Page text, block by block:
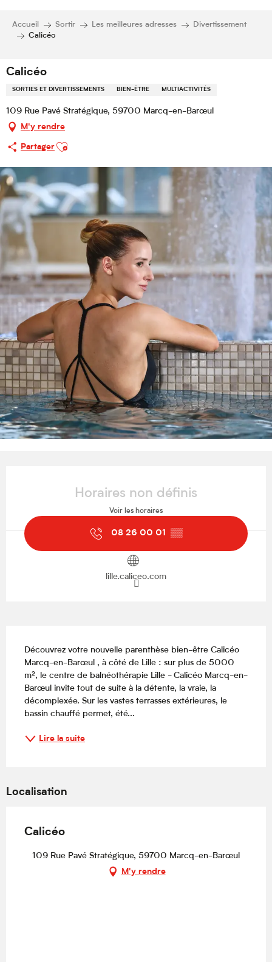
Accueil Sortir Les meilleures adresses
Divertissement
Calicéo
Calicéo
SORTIES ET DIVERTISSEMENTS BIEN-ÊTRE MULTIACTIVITÉS
109 Rue Pavé Stratégique, 59700 Marcq-en-Barœul
M'y rendre
Partager
Ajouter aux favoris
Horaires non définis
Voir les horaires
08 26 00 01 ▒▒
lille.caliceo.com
Découvrez votre nouvelle parenthèse bien-être Calicéo
Marcq-en-Barœul , à côté de Lille : sur plus de 5000
m², le centre de balnéothérapie Lille - Calicéo Marcq-en-
Barœul invite tout de suite à la détente, la vraie, la
décomplexée. Sur les vastes terrasses extérieures, le
bassin chauffé permet, été...
Lire la suite
Localisation
Calicéo
109 Rue Pavé Stratégique, 59700 Marcq-en-Barœul
M'y rendre